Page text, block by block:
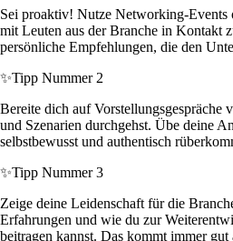
Sei proaktiv! Nutze Networking-Events
mit Leuten aus der Branche in Kontakt
persönliche Empfehlungen, die den
✨Tipp Nummer 2
Bereite dich auf Vorstellungsgespräche
und Szenarien durchgehst. Übe deine
selbstbewusst und authentisch
✨Tipp Nummer 3
Zeige deine Leidenschaft für die
Erfahrungen und wie du zur
beitragen kannst. Das kommt immer gut